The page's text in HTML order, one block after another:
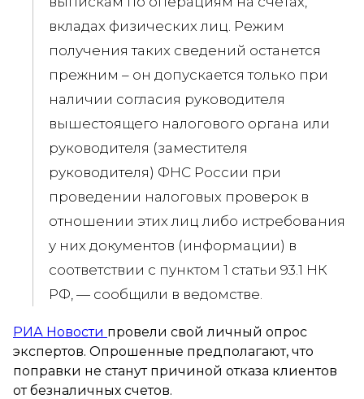
вкладах физических лиц. Режим
получения таких сведений останется
прежним – он допускается только при
наличии согласия руководителя
вышестоящего налогового органа или
руководителя (заместителя
руководителя) ФНС России при
проведении налоговых проверок в
отношении этих лиц либо истребования
у них документов (информации) в
соответствии с пунктом 1 статьи 93.1 НК
РФ, — сообщили в ведомстве.
РИА Новости провели свой личный опрос
экспертов. Опрошенные предполагают, что
поправки не станут причиной отказа клиентов
от безналичных счетов.